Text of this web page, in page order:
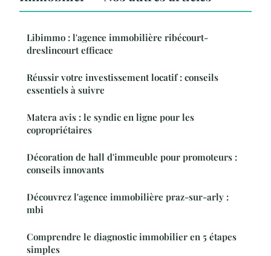
Libimmo : l'agence immobilière ribécourt-
dreslincourt efficace
Réussir votre investissement locatif : conseils
essentiels à suivre
Matera avis : le syndic en ligne pour les
copropriétaires
Décoration de hall d'immeuble pour promoteurs :
conseils innovants
Découvrez l'agence immobilière praz-sur-arly :
mbi
Comprendre le diagnostic immobilier en 5 étapes
simples